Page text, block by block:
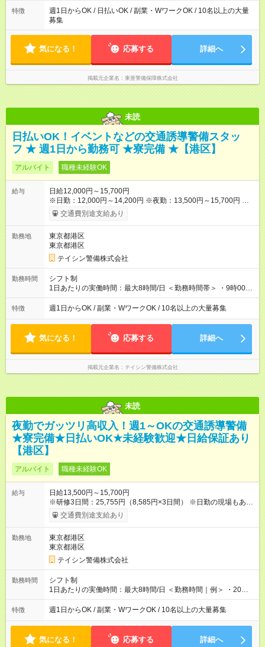
ライベートの予定に 合わせて好きな時など、自由に働けます
特徴
週1日からOK / 日払いOK / 副業・WワークOK / 10名以上の大量
募集
気になる！ 応募する 詳細へ
掲載元企業名 東亜警備保障株式会社
未読
日払いOK！イベントなどの交通誘導警備スタッ
フ ★ 週1日から勤務可 ★寮完備 ★【港区】
アルバイト 職種未経験OK
給与
日給12,000円～15,700円
※日勤：12,000円～14,200円 ※夜勤：13,500円～15,700円 ※研
修3日間：25,755円（8,585円×3日間） ✅早上がりでも日給全額
保証◎ ✅寮完備！即入居OK！ ✅週1日～勤務OK ✅週5日勤務×フ
全額支給 ※資格取得費用は会社が全額負担します。 ＜＜ ✨紹介
報奨金キャンペーン✨ ＞＞ 紹介する側＆入社する側も嬉しい制
度！ 条件に応じて、下記報奨金を支給♪ ■紹介者：最大10万円 ■
入社者：最大5万円 ■入社者（即戦力）：最大7万円 【試用期
間】試用期間あり 試用期間の長さ：2ヶ月 雇用形態、給与は本
採用時と同じです。
交通費別途支給あり
勤務地
東京都港区
東京都港区
テイシン警備株式会社
勤務時間
シフト制
1日あたりの実働時間：最大8時間/日 ＜勤務時間帯＞ ・9時00分
～18時00分 ・20時00分～05時00分 ◎週1日から勤務可能で、1
週間ごと1ヶ月ごとの自己申告制シフトを採用。短期勤務や副業
など、ライフスタイルに合わせた働き方ができます。有給休暇
も積極的に取得可能です！
特徴 週1日からOK / 副業・WワークOK / 10名以上の大量募集
気になる！ 応募する 詳細へ
掲載元企業名 テイシン警備株式会社
未読
夜勤でガッツリ高収入！週1～OKの交通誘導警備
★寮完備★日払いOK★未経験歓迎★日給保証あり
【港区】
アルバイト 職種未経験OK
給与
日給13,500円～15,700円
※研修3日間：25,755円（8,585円×3日間） ※日勤の現場もあり
ます！ ◎例えば20日勤務の場合、月収27万円（13500円×20
日）となります。 ＼＼日給全額保証あり／／ 現場によっては、
証します！ そのため、希望があれば1日2現場も可能です！ その
場合：日収2万5,500円(※)以上稼げます！ ※内訳：日勤12,000円
＋夜勤13,500円 ◎資格手当（最大2200円／日）や残業代は別途
全額支給。 資格取得費用は会社が全額負担します。 【試用
期間】試用期間あり 試用期間の長さ：2ヶ月 雇用形態、給与は
本採用時と同じです。
交通費別途支給あり
勤務地
東京都港区
東京都港区
テイシン警備株式会社
勤務時間
シフト制
1日あたりの実働時間：最大8時間/日 ＜勤務時間｜例＞ ・20：
00～翌5：00 ・21：00～翌6：00 ◎週1日から勤務可能で、1週
間ごと1ヶ月ごとの自己申告制シフトを採用。短期勤務や副業と
ど、ライフスタイルに合わせた働き方ができます。有給休暇も
積極的に取得可能です！
特徴 週1日からOK / 副業・WワークOK / 10名以上の大量募集
気になる！ 応募する 詳細へ